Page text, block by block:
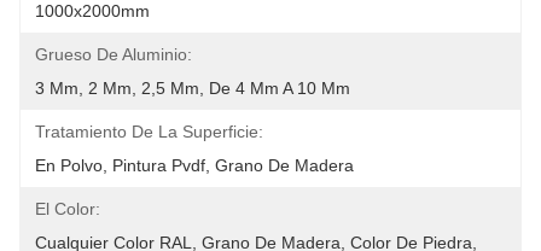
1000x2000mm
Grueso De Aluminio:
3 Mm, 2 Mm, 2,5 Mm, De 4 Mm A 10 Mm
Tratamiento De La Superficie:
En Polvo, Pintura Pvdf, Grano De Madera
El Color:
Cualquier Color RAL, Grano De Madera, Color De Piedra,